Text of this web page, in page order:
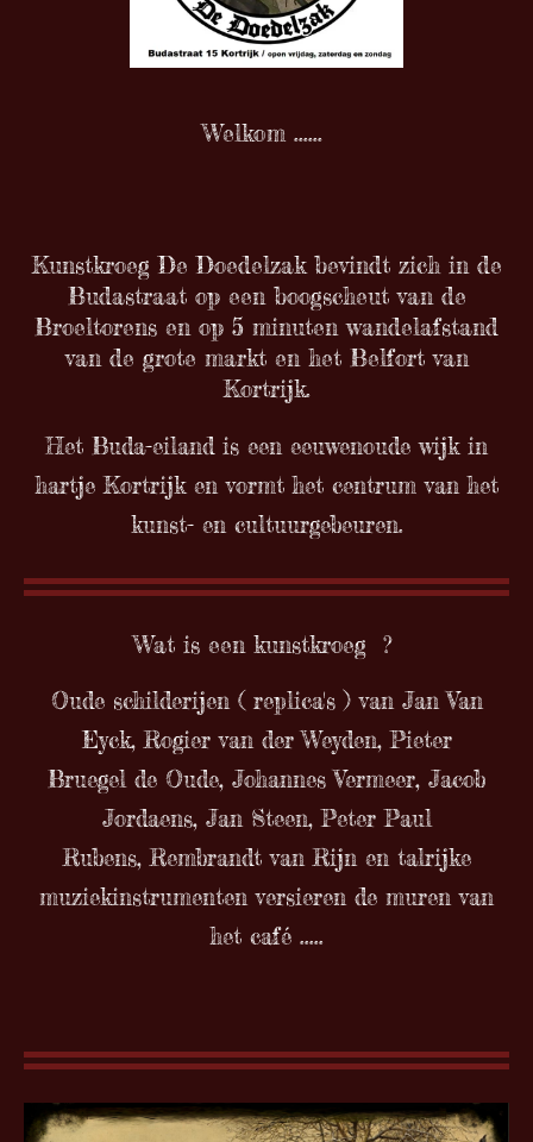
Welkom ......
Kunstkroeg De Doedelzak bevindt zich in de
Budastraat op een boogscheut van de
Broeltorens en op 5 minuten wandelafstand
van de grote markt en het Belfort van
Kortrijk.
Het Buda-eiland is een eeuwenoude wijk in
hartje Kortrijk en vormt het centrum van het
kunst- en cultuurgebeuren.
Wat is een kunstkroeg ?
Oude schilderijen ( replica's ) van Jan Van
Eyck, Rogier van der Weyden, Pieter
Bruegel de Oude, Johannes Vermeer, Jacob
Jordaens, Jan Steen, Peter Paul
Rubens,Rembrandt van Rijnen talrijke
muziekinstrumenten versieren de muren van
het café .....